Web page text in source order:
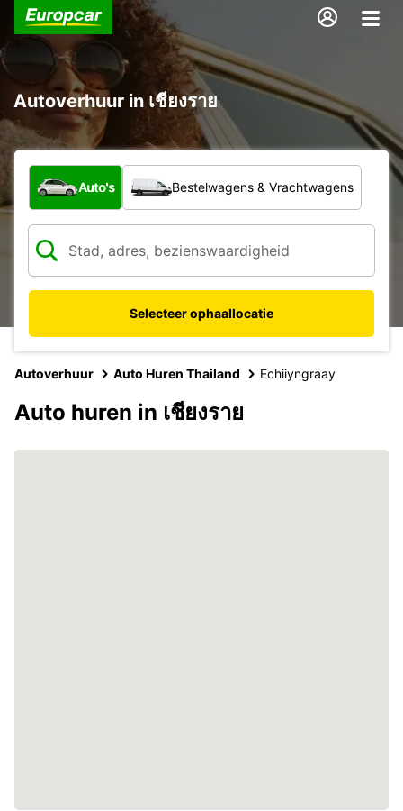
Autoverhuur in เชียงราย
Welk type voertuig?
Auto's Bestelwagens & Vrachtwagens
Selecteer ophaallocatie
Autoverhuur Auto Huren Thailand Echiiyngraay
Auto huren in เชียงราย